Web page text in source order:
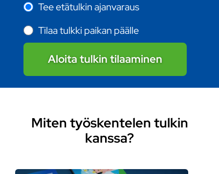
Tee etätulkin ajanvaraus
Tilaa tulkki paikan päälle
Aloita tulkin tilaaminen
Miten työskentelen tulkin
kanssa?